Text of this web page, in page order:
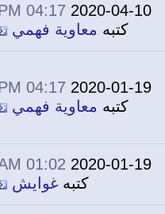
2020-04-10
04:17 PM
كتبه معاوية فهمي
2020-01-19
04:17 PM
كتبه معاوية فهمي
2020-01-19
01:02 AM
كتبه غوايش